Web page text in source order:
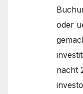
oder
nacht